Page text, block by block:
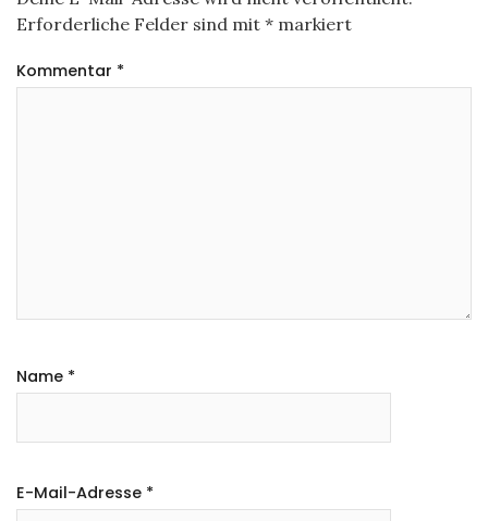
Erforderliche Felder sind mit * markiert
Kommentar *
Name *
E-Mail-Adresse *